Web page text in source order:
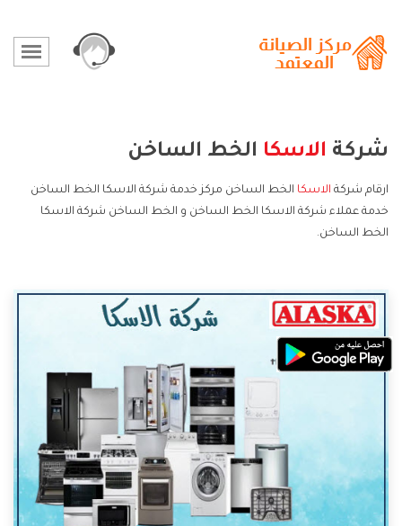
شركة الاسكا الخط الساخن
ارقام شركة الاسكا الخط الساخن مركز خدمة شركة الاسكا الخط الساخن
خدمة عملاء شركة الاسكا الخط الساخن و الخط الساخن شركة الاسكا
الخط الساخن.